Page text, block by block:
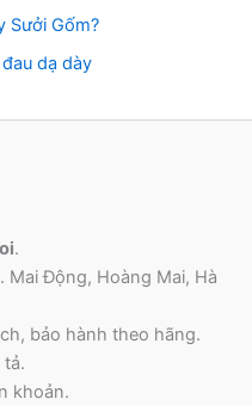
Sưởi Gốm?
dạ dày
.
Mai Động, Hoàng Mai, Hà
bảo hành theo hãng.
tả.
khoản.